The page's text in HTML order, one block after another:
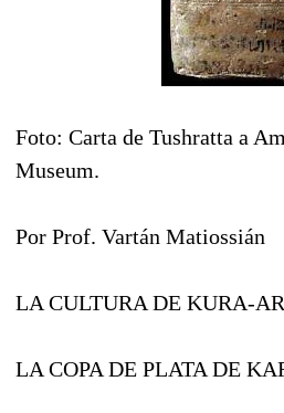
Foto: Carta de Tushratta a
Museum.
Por Prof. Vartán Matiossián
LA CULTURA DE KURA-
LA COPA DE PLATA DE